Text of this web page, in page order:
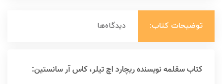
توضیحات کتاب: دیدگاه‌ها
کتاب سقلمه نویسنده ریچارد اچ تیلر، کاس آر سانستین: